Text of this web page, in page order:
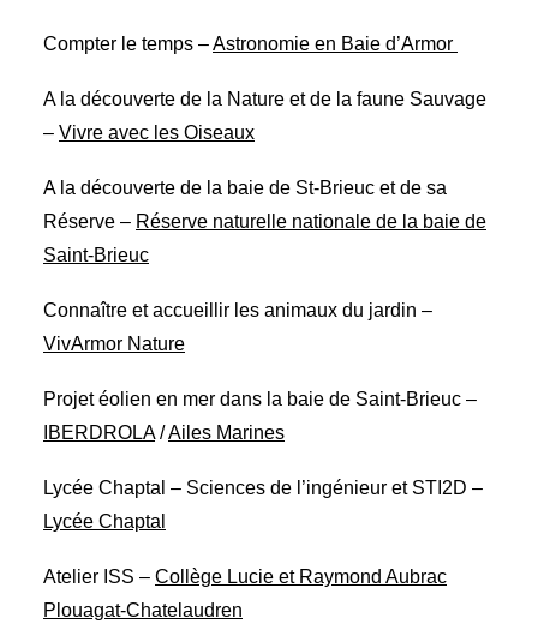
Compter le temps –Astronomie en Baie d’Armor
A la découverte de la Nature et de la faune Sauvage
– Vivre avec les Oiseaux
A la découverte de la baie de St-Brieuc et de sa
Réserve – Réserve naturelle nationale de la baie de
Saint-Brieuc
Connaître et accueillir les animaux du jardin –
VivArmor Nature
Projet éolien en mer dans la baie de Saint-Brieuc –
IBERDROLA/Ailes Marines
Lycée Chaptal – Sciences de l’ingénieur et STI2D –
Lycée Chaptal
Atelier ISS – Collège Lucie et Raymond Aubrac
Plouagat-Chatelaudren